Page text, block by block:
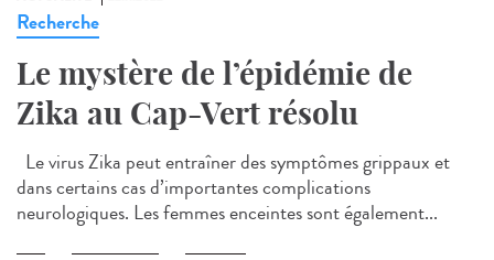
Recherche
Le mystère de l’épidémie de
Zika au Cap-Vert résolu
Le virus Zika peut entraîner des symptômes grippaux et
dans certains cas d’importantes complications
neurologiques. Les femmes enceintes sont également...